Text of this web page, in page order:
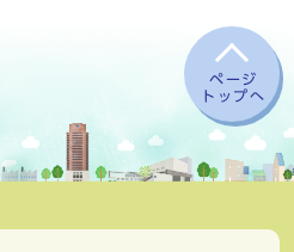
ページ
トップへ